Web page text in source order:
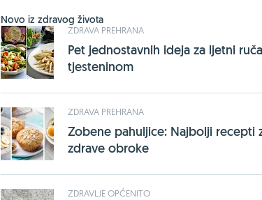
Novo iz zdravog života
ZDRAVA PREHRANA
Pet jednostavnih ideja za ljetni
tjesteninom
ZDRAVA PREHRANA
Zobene pahuljice: Najbolji recepti
zdrave obroke
ZDRAVLJE OPĆENITO